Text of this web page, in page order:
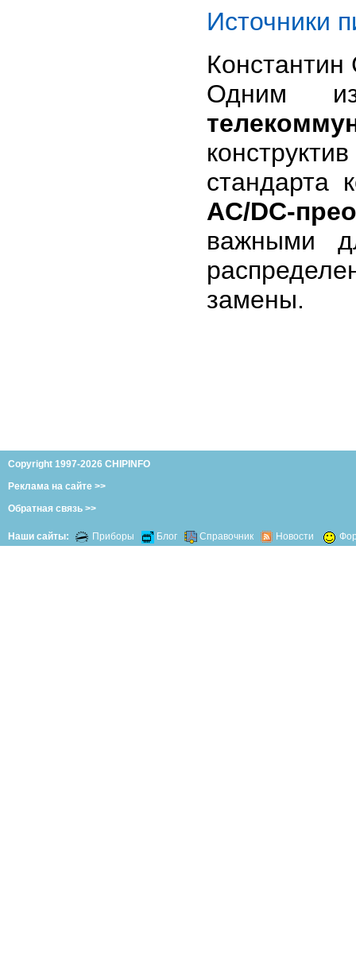
Источники
Одним
стандарта
AC/DC-
важными
замены.
Copyright 1997-2026 CHIPINFO
Реклама на сайте >>
Обратная связь >>
Наши сайты: Приборы Блог Справочник Новости